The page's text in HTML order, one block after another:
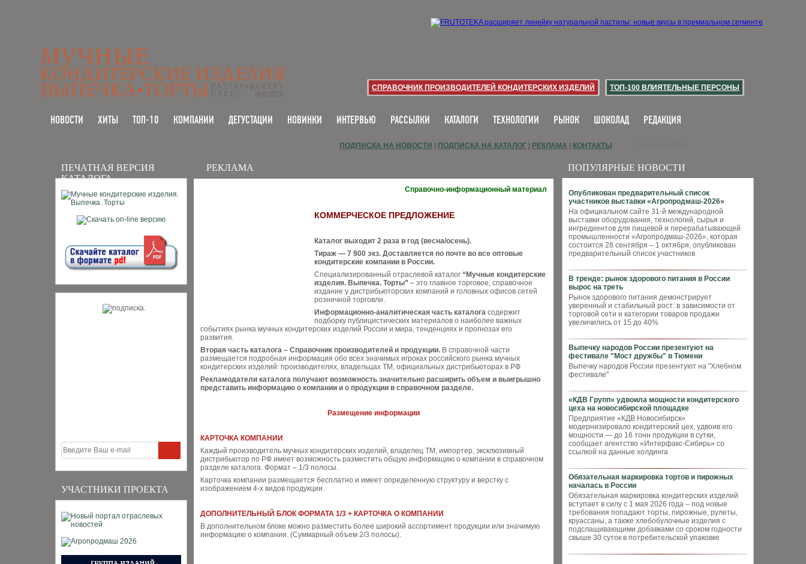
СПРАВОЧНИК ПРОИЗВОДИТЕЛЕЙ КОНДИТЕРСКИХ ИЗДЕЛИЙ ТОП-100 ВЛИЯТЕЛЬНЫЕ ПЕРСОНЫ
НОВОСТИ ХИТЫ ТОП-10 КОМПАНИИ ДЕГУСТАЦИИ НОВИНКИ ИНТЕРВЬЮ РАССЫЛКИ КАТАЛОГИ ТЕХНОЛОГИИ РЫНОК ШОКОЛАД РЕДАКЦИЯ
ПЕЧАТНАЯ ВЕРСИЯ
КАТАЛОГА
УЧАСТНИКИ ПРОЕКТА
ПОПУЛЯРНЫЕ НОВОСТИ
Опубликован предварительный список
участников выставки «Агропродмаш-2026»
На официальном сайте 31-й международной
выставки оборудования, технологий, сырья и
ингредиентов для пищевой и перерабатывающей
промышленности «Агропродмаш-2026», которая
состоится 28 сентября – 1 октября, опубликован
предварительный список участников
В тренде: рынок здорового питания в России
вырос на треть
Рынок здорового питания демонстрирует
уверенный и стабильный рост: в зависимости от
торговой сети и категории товаров продажи
увеличились от 15 до 40%
Выпечку народов России презентуют на
фестивале "Мост дружбы" в Тюмени
Выпечку народов России презентуют на "Хлебном
фестивале"
«КДВ Групп» удвоила мощности кондитерского
цеха на новосибирской площадке
Предприятие «КДВ Новосибирск»
модернизировало кондитерский цех, удвоив его
мощности — до 16 тонн продукции в сутки,
сообщает агентство «Интерфакс-Сибирь» со
ссылкой на данные холдинга
Обязательная маркировка тортов и пирожных
началась в России
Обязательная маркировка кондитерских изделий
вступает в силу с 1 мая 2026 года – под новые
требования попадают торты, пирожные, рулеты,
круассаны, а также хлебобулочные изделия с
подслащивающими добавками со сроком годности
свыше 30 суток в потребительской упаковке
ПОДПИСКА НА НОВОСТИ ПОДПИСКА НА КАТАЛОГ РЕКЛАМА КОНТАКТЫ
РЕКЛАМА
Справочно-информационный материал
КОММЕРЧЕСКОЕ ПРЕДЛОЖЕНИЕ
Каталог выходит 2 раза в год (весна/осень).
Тираж — 7 900 экз. Доставляется по почте во все оптовые
кондитерские компании в России.
Специализированный отраслевой каталог “Мучные кондитерские
изделия. Выпечка. Торты” – это главное торговое, справочное
издание у дистрибьюторских компаний и головных офисов сетей
розничной торговли.
Информационно-аналитическая часть каталога содержит
подборку публицистических материалов о наиболее важных
событиях рынка мучных кондитерских изделий России и мира, тенденциях и прогнозах его
развития.
Вторая часть каталога – Справочник производителей и продукции. В справочной части
размещается подробная информация обо всех значимых игроках российского рынка мучных
кондитерских изделий: производителях, владельцах ТМ, официальных дистрибьюторах в РФ
Рекламодатели каталога получают возможность значительно расширить объем и выигрышно
представить информацию о компании и о продукции в справочном разделе.
Размещение информации
КАРТОЧКА КОМПАНИИ
Каждый производитель мучных кондитерских изделий, владелец ТМ, импортер, эксклюзивный
дистрибьютор по РФ имеет возможность разместить общую информацию о компании в справочном
разделе каталога. Формат – 1/3 полосы.
Карточка компании размещается бесплатно и имеет определенную структуру и верстку с
изображением 4-х видов продукции.
ДОПОЛНИТЕЛЬНЫЙ БЛОК ФОРМАТА 1/3 + КАРТОЧКА О КОМПАНИИ
В дополнительном блоке можно разместить более широкий ассортимент продукции или значимую
информацию о компании. (Суммарный объем 2/3 полосы).